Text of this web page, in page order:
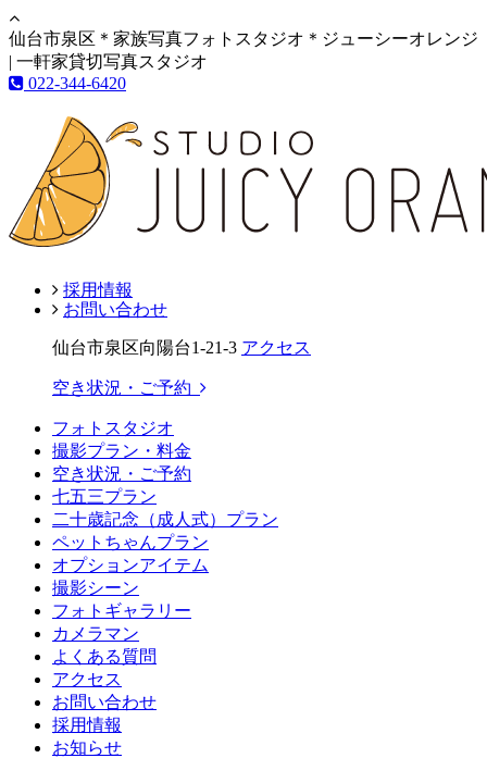
仙台市泉区＊家族写真フォトスタジオ＊ジューシーオレンジ
| 一軒家貸切写真スタジオ
022-344-6420
採用情報
お問い合わせ
仙台市泉区向陽台1-21-3 アクセス
空き状況・ご予約
フォトスタジオ
撮影プラン・料金
空き状況・ご予約
七五三プラン
二十歳記念（成人式）プラン
ペットちゃんプラン
オプションアイテム
撮影シーン
フォトギャラリー
カメラマン
よくある質問
アクセス
お問い合わせ
採用情報
お知らせ